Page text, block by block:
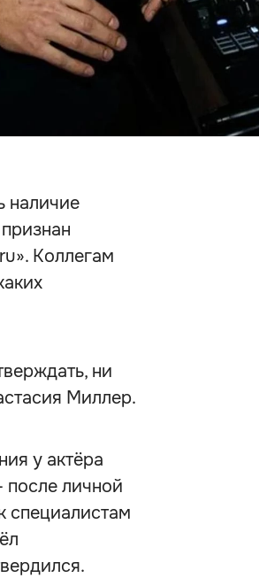
наличие
Коллегам
ни
Миллер.
у актёра
после личной
специалистам